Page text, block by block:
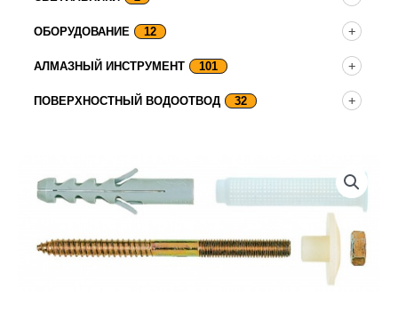
ОБОРУДОВАНИЕ 12
АЛМАЗНЫЙ ИНСТРУМЕНТ 101
ПОВЕРХНОСТНЫЙ ВОДООТВОД 32